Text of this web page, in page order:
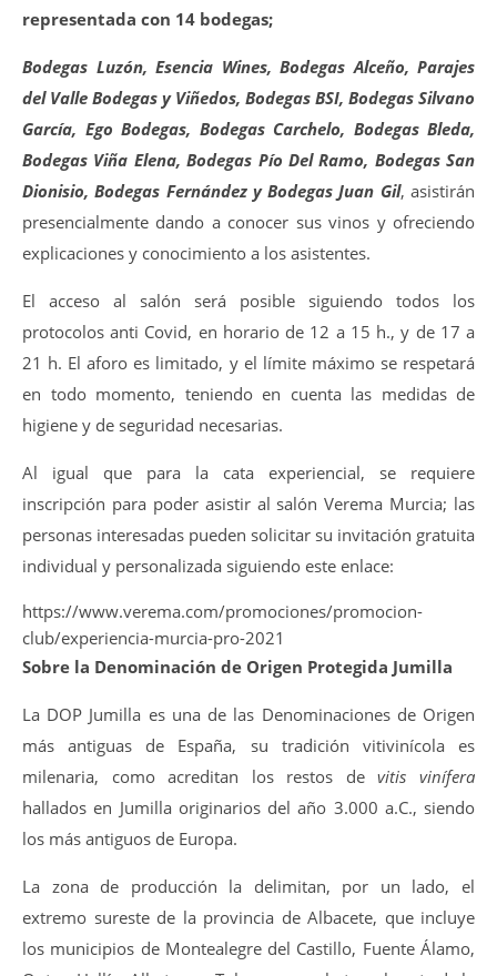
representada con 14 bodegas;
Bodegas Luzón, Esencia Wines, Bodegas Alceño, Parajes
del Valle Bodegas y Viñedos, Bodegas BSI, Bodegas Silvano
García, Ego Bodegas, Bodegas Carchelo, Bodegas Bleda,
Bodegas Viña Elena, Bodegas Pío Del Ramo, Bodegas San
Dionisio, Bodegas Fernández y Bodegas Juan Gil, asistirán
presencialmente dando a conocer sus vinos y ofreciendo
explicaciones y conocimiento a los asistentes.
El acceso al salón será posible siguiendo todos los
protocolos anti Covid, en horario de 12 a 15 h., y de 17 a
21 h. El aforo es limitado, y el límite máximo se respetará
en todo momento, teniendo en cuenta las medidas de
higiene y de seguridad necesarias.
Al igual que para la cata experiencial, se requiere
inscripción para poder asistir al salón Verema Murcia; las
personas interesadas pueden solicitar su invitación gratuita
individual y personalizada siguiendo este enlace:
https://www.verema.com/promociones/promocion-
club/experiencia-murcia-pro-2021
Sobre la Denominación de Origen Protegida Jumilla
La DOP Jumilla es una de las Denominaciones de Origen
más antiguas de España, su tradición vitivinícola es
milenaria, como acreditan los restos devitis vinífera
hallados en Jumilla originarios del año 3.000 a.C., siendo
los más antiguos de Europa.
La zona de producción la delimitan, por un lado, el
extremo sureste de la provincia de Albacete, que incluye
los municipios de Montealegre del Castillo, Fuente Álamo,